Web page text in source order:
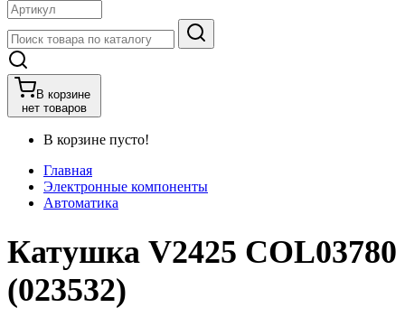
В корзине
нет товаров
В корзине пусто!
Главная
Электронные компоненты
Автоматика
Катушка V2425 COL03780
(023532)